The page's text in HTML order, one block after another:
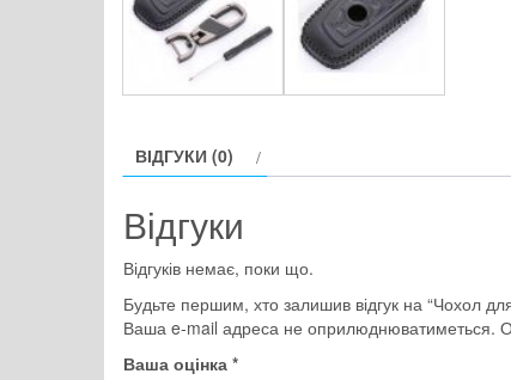
ВІДГУКИ (0)
Відгуки
Відгуків немає, поки що.
Будьте першим, хто залишив відгук на “Чохол
Ваша e-mail адреса не оприлюднюватиметься.
Ваша оцінка *